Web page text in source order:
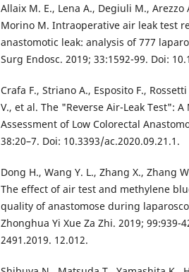
Allaix M. E., Lena A., Degiuli M.,
Morino M. Intraoperative air leak test
anastomotic leak: analysis of 777
Surg Endosc. 2019; 33:1592-99. Doi:
Crafa F., Striano A., Esposito F.,
V., et al. The "Reverse Air-Leak Test":
Assessment of Low Colorectal
38:20–7. Doi: 10.3393/ac.2020.09.21.1.
Dong H., Wang Y. L., Zhang X., Zhang
The effect of air test and methylene
quality of anastomose during
Zhonghua Yi Xue Za Zhi. 2019; 99:939-
2491.2019. 12.012.